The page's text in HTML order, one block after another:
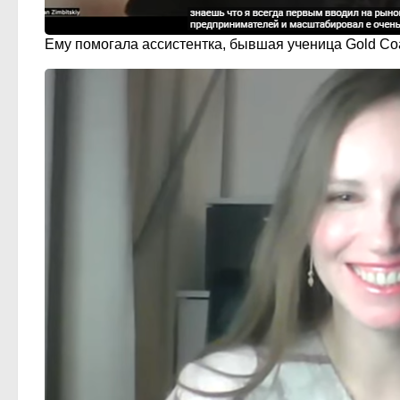
Ему помогала ассистентка, бывшая ученица Gold